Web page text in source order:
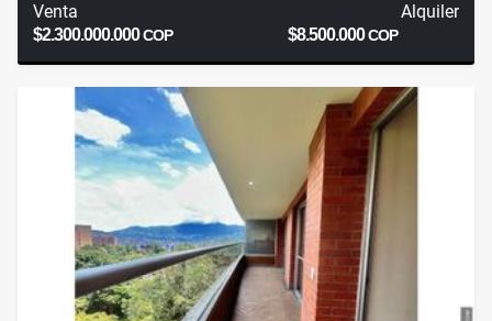
Venta
$2.300.000.000COP
Alquiler
$8.500.000COP